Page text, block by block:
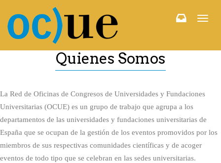
Quienes Somos
La Red de Oficinas de Congresos de Universidades y Fundaciones
Universitarias (OCUE) es un grupo de trabajo que agrupa a los
departamentos de las universidades y fundaciones universitarias de
España que se ocupan de la gestión de los eventos promovidos por los
miembros de sus respectivas comunidades científicas y de acoger
eventos de todo tipo que se celebran en las sedes universitarias.